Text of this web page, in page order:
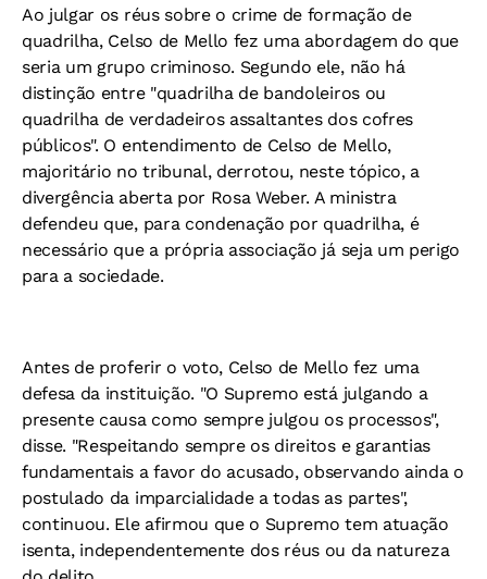
Ao julgar os réus sobre o crime de formação de
quadrilha, Celso de Mello fez uma abordagem do que
seria um grupo criminoso. Segundo ele, não há
distinção entre "quadrilha de bandoleiros ou
quadrilha de verdadeiros assaltantes dos cofres
públicos". O entendimento de Celso de Mello,
majoritário no tribunal, derrotou, neste tópico, a
divergência aberta por Rosa Weber. A ministra
defendeu que, para condenação por quadrilha, é
necessário que a própria associação já seja um perigo
para a sociedade.
Antes de proferir o voto, Celso de Mello fez uma
defesa da instituição. "O Supremo está julgando a
presente causa como sempre julgou os processos",
disse. "Respeitando sempre os direitos e garantias
fundamentais a favor do acusado, observando ainda o
postulado da imparcialidade a todas as partes",
continuou. Ele afirmou que o Supremo tem atuação
isenta, independentemente dos réus ou da natureza